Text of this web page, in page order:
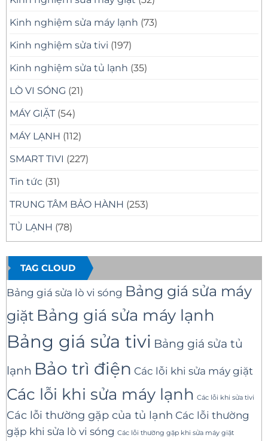
Kinh nghiệm sửa máy lạnh (73)
Kinh nghiệm sửa tivi (197)
Kinh nghiệm sửa tủ lạnh (35)
LÒ VI SÓNG (21)
MÁY GIẶT (54)
MÁY LẠNH (112)
SMART TIVI (227)
Tin tức (31)
TRUNG TÂM BẢO HÀNH (253)
TỦ LẠNH (78)
TAG CLOUD
Bảng giá sửa lò vi sóng Bảng giá sửa máy
giặt Bảng giá sửa máy lạnh
Bảng giá sửa tivi Bảng giá sửa tủ
lạnh Bảo trì điện Các lỗi khi sửa máy giặt
Các lỗi khi sửa máy lạnh Các lỗi khi sửa tivi
Các lỗi thường gặp của tủ lạnh Các lỗi thường
gặp khi sửa lò vi sóng Các lỗi thường gặp khi sửa máy giặt